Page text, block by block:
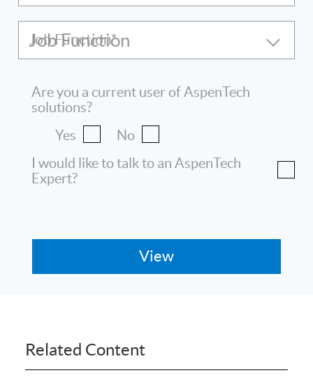
Job Function
Are you a current user of AspenTech
solutions?
Yes
No
I would like to talk to an AspenTech
Expert?
Related Content